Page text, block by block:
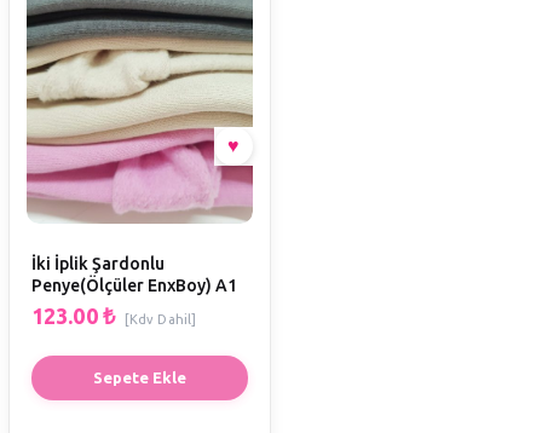
Sepete Ekle
İki İplik Şardonlu
Penye(Ölçüler EnxBoy) A1
123.00 ₺ [Kdv Dahil]
HESAP OLUŞTUR